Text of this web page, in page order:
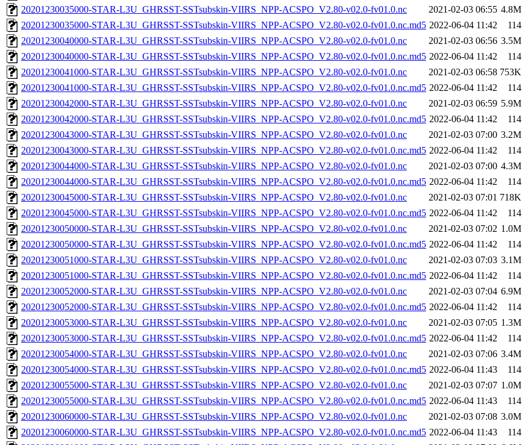
20201230035000-STAR-L3U_GHRSST-SSTsubskin-VIIRS_NPP-ACSPO_V2.80-v02.0-fv01.0.nc
2021-02-03 06:55 4.8M
20201230035000-STAR-L3U_GHRSST-SSTsubskin-VIIRS_NPP-ACSPO_V2.80-v02.0-fv01.0.nc.md5 2022-06-04 11:42
114
20201230040000-STAR-L3U_GHRSST-SSTsubskin-VIIRS_NPP-ACSPO_V2.80-v02.0-fv01.0.nc
2021-02-03 06:56 3.5M
20201230040000-STAR-L3U_GHRSST-SSTsubskin-VIIRS_NPP-ACSPO_V2.80-v02.0-fv01.0.nc.md5 2022-06-04 11:42
114
20201230041000-STAR-L3U_GHRSST-SSTsubskin-VIIRS_NPP-ACSPO_V2.80-v02.0-fv01.0.nc
2021-02-03 06:58 753K
20201230041000-STAR-L3U_GHRSST-SSTsubskin-VIIRS_NPP-ACSPO_V2.80-v02.0-fv01.0.nc.md5 2022-06-04 11:42
114
20201230042000-STAR-L3U_GHRSST-SSTsubskin-VIIRS_NPP-ACSPO_V2.80-v02.0-fv01.0.nc
2021-02-03 06:59 5.9M
20201230042000-STAR-L3U_GHRSST-SSTsubskin-VIIRS_NPP-ACSPO_V2.80-v02.0-fv01.0.nc.md5 2022-06-04 11:42
114
20201230043000-STAR-L3U_GHRSST-SSTsubskin-VIIRS_NPP-ACSPO_V2.80-v02.0-fv01.0.nc
2021-02-03 07:00 3.2M
20201230043000-STAR-L3U_GHRSST-SSTsubskin-VIIRS_NPP-ACSPO_V2.80-v02.0-fv01.0.nc.md5 2022-06-04 11:42
114
20201230044000-STAR-L3U_GHRSST-SSTsubskin-VIIRS_NPP-ACSPO_V2.80-v02.0-fv01.0.nc
2021-02-03 07:00 4.3M
20201230044000-STAR-L3U_GHRSST-SSTsubskin-VIIRS_NPP-ACSPO_V2.80-v02.0-fv01.0.nc.md5 2022-06-04 11:42
114
20201230045000-STAR-L3U_GHRSST-SSTsubskin-VIIRS_NPP-ACSPO_V2.80-v02.0-fv01.0.nc
2021-02-03 07:01 718K
20201230045000-STAR-L3U_GHRSST-SSTsubskin-VIIRS_NPP-ACSPO_V2.80-v02.0-fv01.0.nc.md5 2022-06-04 11:42
114
20201230050000-STAR-L3U_GHRSST-SSTsubskin-VIIRS_NPP-ACSPO_V2.80-v02.0-fv01.0.nc
2021-02-03 07:02 1.0M
20201230050000-STAR-L3U_GHRSST-SSTsubskin-VIIRS_NPP-ACSPO_V2.80-v02.0-fv01.0.nc.md5 2022-06-04 11:42
114
20201230051000-STAR-L3U_GHRSST-SSTsubskin-VIIRS_NPP-ACSPO_V2.80-v02.0-fv01.0.nc
2021-02-03 07:03 3.1M
20201230051000-STAR-L3U_GHRSST-SSTsubskin-VIIRS_NPP-ACSPO_V2.80-v02.0-fv01.0.nc.md5 2022-06-04 11:42
114
20201230052000-STAR-L3U_GHRSST-SSTsubskin-VIIRS_NPP-ACSPO_V2.80-v02.0-fv01.0.nc
2021-02-03 07:04 6.9M
20201230052000-STAR-L3U_GHRSST-SSTsubskin-VIIRS_NPP-ACSPO_V2.80-v02.0-fv01.0.nc.md5 2022-06-04 11:42
114
20201230053000-STAR-L3U_GHRSST-SSTsubskin-VIIRS_NPP-ACSPO_V2.80-v02.0-fv01.0.nc
2021-02-03 07:05 1.3M
20201230053000-STAR-L3U_GHRSST-SSTsubskin-VIIRS_NPP-ACSPO_V2.80-v02.0-fv01.0.nc.md5 2022-06-04 11:42
114
20201230054000-STAR-L3U_GHRSST-SSTsubskin-VIIRS_NPP-ACSPO_V2.80-v02.0-fv01.0.nc
2021-02-03 07:06 3.4M
20201230054000-STAR-L3U_GHRSST-SSTsubskin-VIIRS_NPP-ACSPO_V2.80-v02.0-fv01.0.nc.md5 2022-06-04 11:43
114
20201230055000-STAR-L3U_GHRSST-SSTsubskin-VIIRS_NPP-ACSPO_V2.80-v02.0-fv01.0.nc
2021-02-03 07:07 1.0M
20201230055000-STAR-L3U_GHRSST-SSTsubskin-VIIRS_NPP-ACSPO_V2.80-v02.0-fv01.0.nc.md5 2022-06-04 11:43
114
20201230060000-STAR-L3U_GHRSST-SSTsubskin-VIIRS_NPP-ACSPO_V2.80-v02.0-fv01.0.nc
2021-02-03 07:08 3.0M
20201230060000-STAR-L3U_GHRSST-SSTsubskin-VIIRS_NPP-ACSPO_V2.80-v02.0-fv01.0.nc.md5 2022-06-04 11:43
114